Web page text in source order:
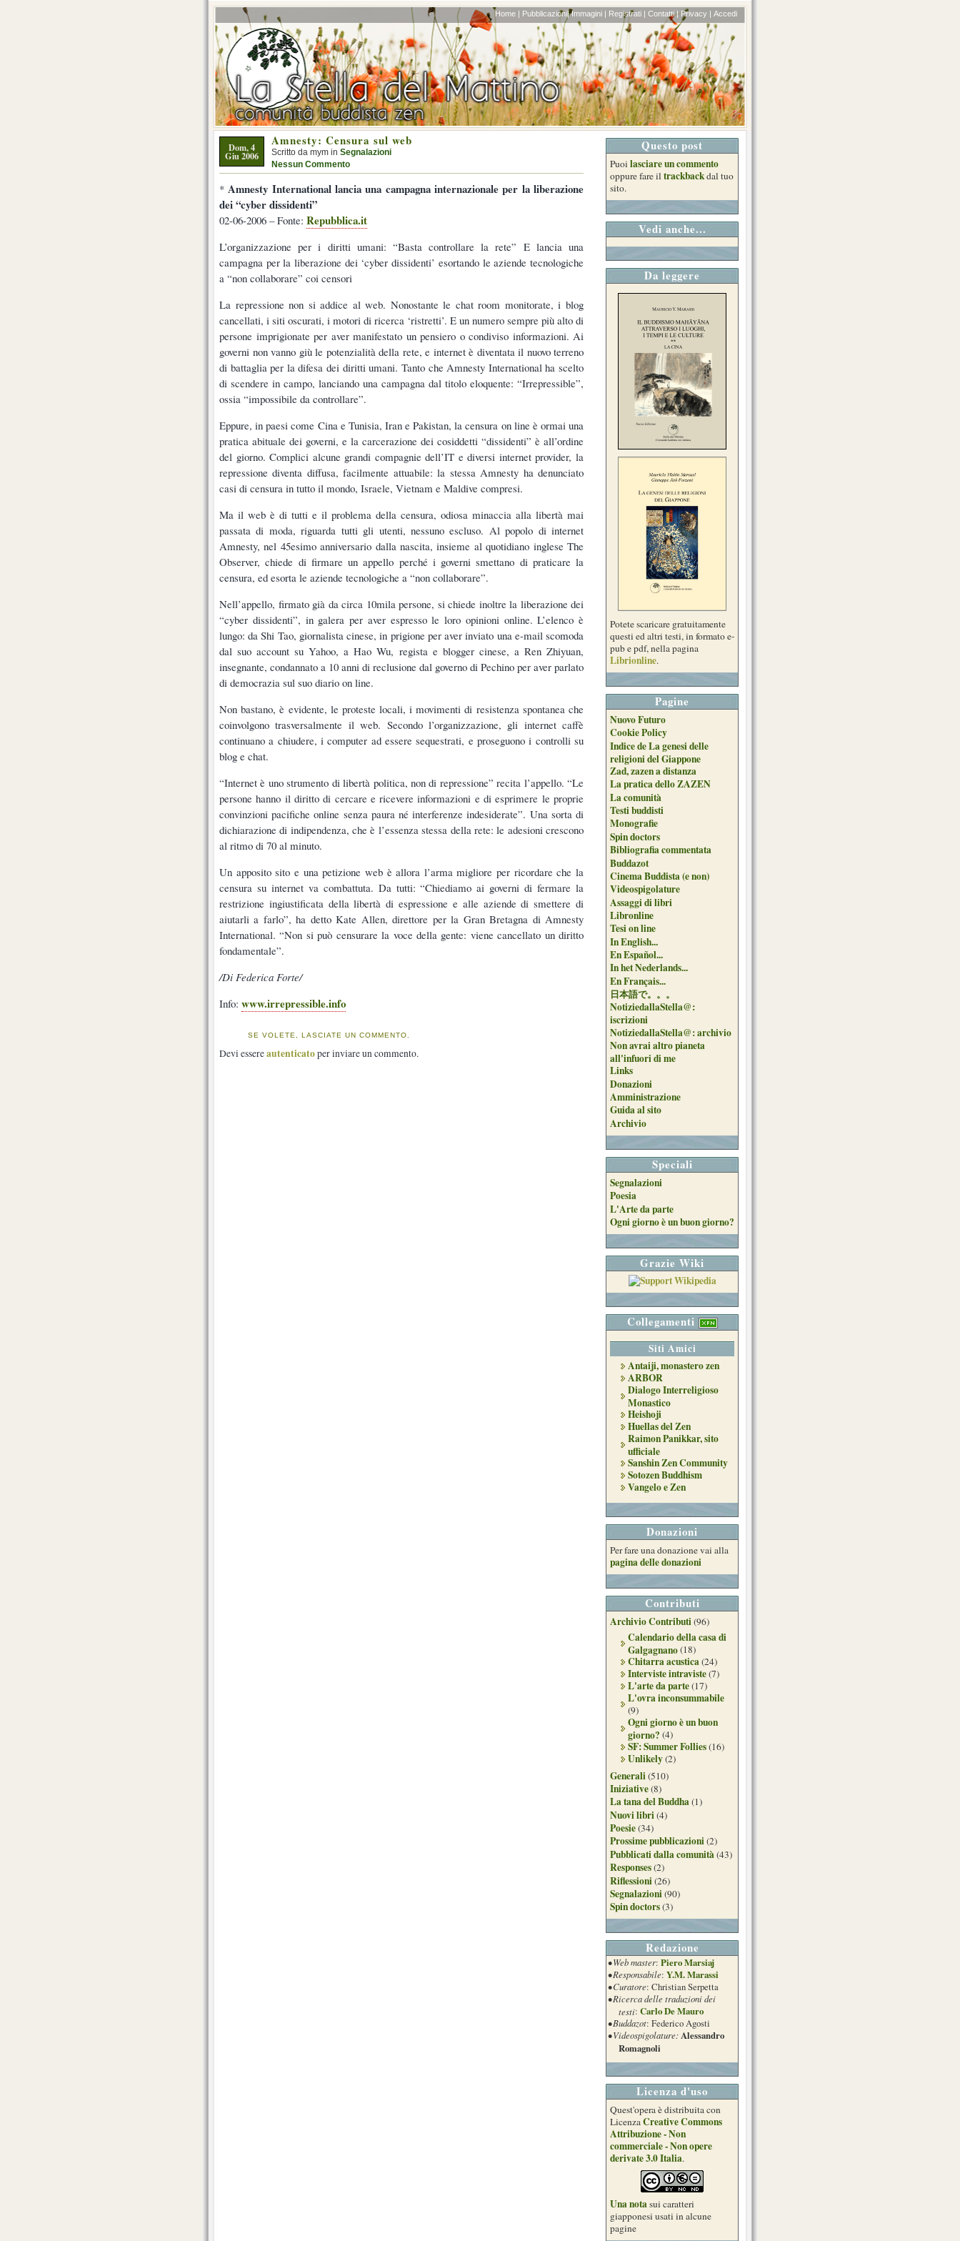
Home | Pubblicazioni| Immagini | Registrati | Contatti | Privacy | Accedi
Dom, 4
Giu 2006
Amnesty: Censura sul web
Scritto da mym in Segnalazioni
Nessun Commento
*Amnesty International lancia una campagna internazionale per la liberazione
dei “cyber dissidenti”
02-06-2006 – Fonte: Repubblica.it
L’organizzazione per i diritti umani: “Basta controllare la rete” E lancia una
campagna per la liberazione dei ‘cyber dissidenti’ esortando le aziende tecnologiche
a “non collaborare” coi censori
La repressione non si addice al web. Nonostante le chat room monitorate, i blog
cancellati, i siti oscurati, i motori di ricerca ‘ristretti’. E un numero sempre più alto di
persone imprigionate per aver manifestato un pensiero o condiviso informazioni. Ai
governi non vanno giù le potenzialità della rete, e internet è diventata il nuovo terreno
di battaglia per la difesa dei diritti umani. Tanto che Amnesty International ha scelto
di scendere in campo, lanciando una campagna dal titolo eloquente: “Irrepressible”,
ossia “impossibile da controllare”.
Eppure, in paesi come Cina e Tunisia, Iran e Pakistan, la censura on line è ormai una
pratica abituale dei governi, e la carcerazione dei cosiddetti “dissidenti” è all’ordine
del giorno. Complici alcune grandi compagnie dell’IT e diversi internet provider, la
repressione diventa diffusa, facilmente attuabile: la stessa Amnesty ha denunciato
casi di censura in tutto il mondo, Israele, Vietnam e Maldive compresi.
Ma il web è di tutti e il problema della censura, odiosa minaccia alla libertà mai
passata di moda, riguarda tutti gli utenti, nessuno escluso. Al popolo di internet
Amnesty, nel 45esimo anniversario dalla nascita, insieme al quotidiano inglese The
Observer, chiede di firmare un appello perché i governi smettano di praticare la
censura, ed esorta le aziende tecnologiche a “non collaborare”.
Nell’appello, firmato già da circa 10mila persone, si chiede inoltre la liberazione dei
“cyber dissidenti”, in galera per aver espresso le loro opinioni online. L’elenco è
lungo: da Shi Tao, giornalista cinese, in prigione per aver inviato una e-mail scomoda
dal suo account su Yahoo, a Hao Wu, regista e blogger cinese, a Ren Zhiyuan,
insegnante, condannato a 10 anni di reclusione dal governo di Pechino per aver parlato
di democrazia sul suo diario on line.
Non bastano, è evidente, le proteste locali, i movimenti di resistenza spontanea che
coinvolgono trasversalmente il web. Secondo l’organizzazione, gli internet caffè
continuano a chiudere, i computer ad essere sequestrati, e proseguono i controlli su
blog e chat.
“Internet è uno strumento di libertà politica, non di repressione” recita l’appello. “Le
persone hanno il diritto di cercare e ricevere informazioni e di esprimere le proprie
convinzioni pacifiche online senza paura né interferenze indesiderate”. Una sorta di
dichiarazione di indipendenza, che è l’essenza stessa della rete: le adesioni crescono
al ritmo di 70 al minuto.
Un apposito sito e una petizione web è allora l’arma migliore per ricordare che la
censura su internet va combattuta. Da tutti: “Chiediamo ai governi di fermare la
restrizione ingiustificata della libertà di espressione e alle aziende di smettere di
aiutarli a farlo”, ha detto Kate Allen, direttore per la Gran Bretagna di Amnesty
International. “Non si può censurare la voce della gente: viene cancellato un diritto
fondamentale”.
/Di Federica Forte/
Info: www.irrepressible.info
SE VOLETE, LASCIATE UN COMMENTO.
Devi essereautenticatoper inviare un commento.
Questo post
Puoi lasciare un commento
oppure fare il trackbackdal tuo
sito.
Vedi anche...
Da leggere
Potete scaricare gratuitamente
questi ed altri testi, in formato e-
pub e pdf, nella pagina
Librionline.
Pagine
Nuovo Futuro
Cookie Policy
Indice de La genesi delle
religioni del Giappone
Zad, zazen a distanza
La pratica dello ZAZEN
La comunità
Testi buddisti
Monografie
Spin doctors
Bibliografia commentata
Buddazot
Cinema Buddista (e non)
Videospigolature
Assaggi di libri
Libronline
Tesi on line
In English...
En Español...
In het Nederlands...
En Français...
日本語で。。。
NotiziedallaStella@:
iscrizioni
NotiziedallaStella@: archivio
Non avrai altro pianeta
all'infuori di me
Links
Donazioni
Amministrazione
Guida al sito
Archivio
Speciali
Segnalazioni
Poesia
L'Arte da parte
Ogni giorno è un buon giorno?
Grazie Wiki
Collegamenti
Siti Amici
Antaiji, monastero zen
ARBOR
Dialogo Interreligioso
Monastico
Heishoji
Huellas del Zen
Raimon Panikkar, sito
ufficiale
Sanshin Zen Community
Sotozen Buddhism
Vangelo e Zen
Donazioni
Per fare una donazione vai alla
pagina delle donazioni
Contributi
Archivio Contributi(96)
Calendario della casa di
Galgagnano(18)
Chitarra acustica(24)
Interviste intraviste(7)
L'arte da parte(17)
L'ovra inconsummabile
(9)
Ogni giorno è un buon
giorno? (4)
SF: Summer Follies(16)
Unlikely(2)
Generali(510)
Iniziative(8)
La tana del Buddha(1)
Nuovi libri(4)
Poesie(34)
Prossime pubblicazioni(2)
Pubblicati dalla comunità(43)
Responses(2)
Riflessioni(26)
Segnalazioni(90)
Spin doctors(3)
Redazione
• Web master: Piero Marsiaj
• Responsabile: Y.M. Marassi
• Curatore: Christian Serpetta
• Ricerca delle traduzioni dei
testi: Carlo De Mauro
• Buddazot: Federico Agosti
• Videospigolature:Alessandro
Romagnoli
Licenza d'uso
Quest'opera è distribuita con
LicenzaCreative Commons
Attribuzione - Non
commerciale - Non opere
derivate 3.0 Italia.
Una notasui caratteri
giapponesi usati in alcune
pagine